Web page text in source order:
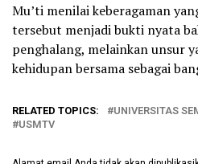
Mu’ti menilai keberagaman
tersebut menjadi bukti nyata
penghalang, melainkan unsur
kehidupan bersama sebagai
RELATED TOPICS: UNIVERSITAS
USMTV